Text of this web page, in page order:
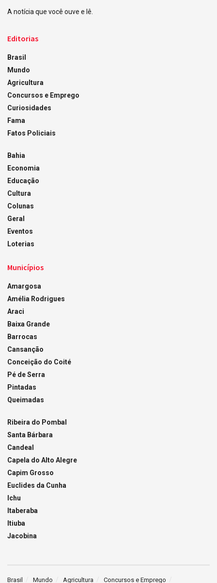
A notícia que você ouve e lê.
Editorias
Brasil
Mundo
Agricultura
Concursos e Emprego
Curiosidades
Fama
Fatos Policiais
Bahia
Economia
Educação
Cultura
Colunas
Geral
Eventos
Loterias
Municípios
Amargosa
Amélia Rodrigues
Araci
Baixa Grande
Barrocas
Cansanção
Conceição do Coité
Pé de Serra
Pintadas
Queimadas
Ribeira do Pombal
Santa Bárbara
Candeal
Capela do Alto Alegre
Capim Grosso
Euclides da Cunha
Ichu
Itaberaba
Itiuba
Jacobina
Brasil Mundo Agricultura Concursos e Emprego